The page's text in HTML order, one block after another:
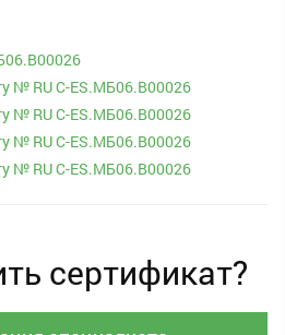
№ RU С-ES.МБ06.В00026
№ RU С-ES.МБ06.В00026
№ RU С-ES.МБ06.В00026
№ RU С-ES.МБ06.В00026
сертификат?